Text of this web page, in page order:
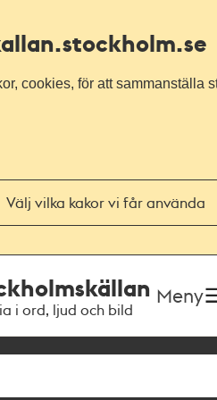
.stockholm.se
cookies, för att sammanställa
Välj vilka kakor vi får använda
i ord, ljud och bild
Meny